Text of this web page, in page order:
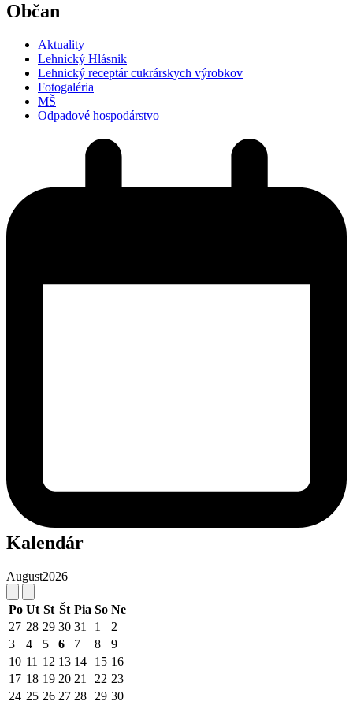
Občan
Aktuality
Lehnický Hlásnik
Lehnický receptár cukrárskych výrobkov
Fotogaléria
MŠ
Odpadové hospodárstvo
Kalendár
August2026
Po Ut St Št Pia So Ne
27 28 29 30 31 1
2
3
4 5 6 7 8
9
10 11 12 13 14 15 16
17 18 19 20 21 22 23
24 25 26 27 28 29 30